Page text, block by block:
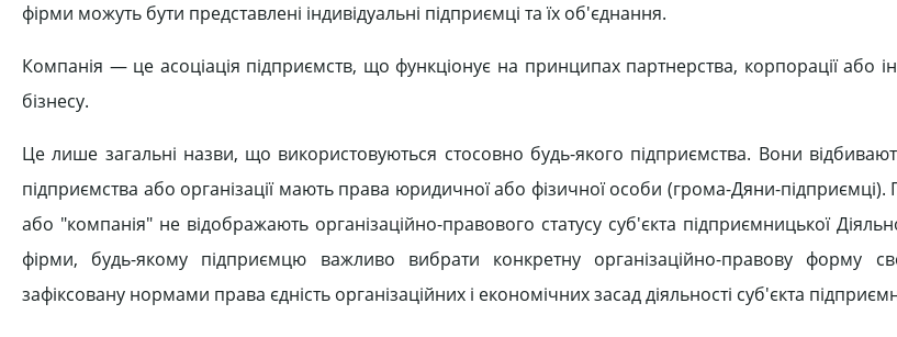
фірми можуть бути представлені індивідуальні підприємці та їх об'єднання.
Компанія — це асоціація підприємств, що функціонує на принципах партнерства, корпорації або
бізнесу.
Це лише загальні назви, що використовуються стосовно будь-якого підприємства. Вони
підприємства або організації мають права юридичної або фізичної особи (грома-Дяни-
або "компанія" не відображають організаційно-правового статусу суб'єкта підприємницької
фірми, будь-якому підприємцю важливо вибрати конкретну організаційно-правову форму
зафіксовану нормами права єдність організаційних і економічних засад діяльності суб'єкта